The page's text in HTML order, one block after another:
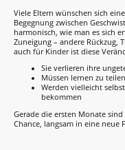
Viele Eltern wünschen sich
Begegnung zwischen
harmonisch, wie man es sich
Zuneigung – andere Rückzug,
auch für Kinder ist diese
Sie verlieren ihre
Müssen lernen zu
Werden vielleicht
bekommen
Gerade die ersten Monate
Chance, langsam in eine